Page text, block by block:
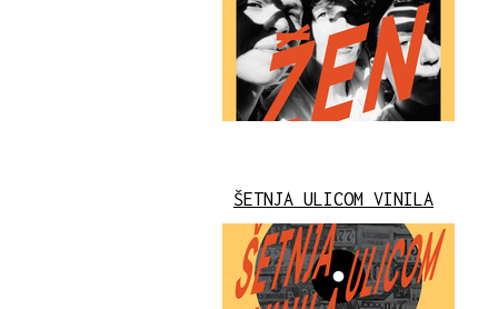
ŠETNJA ULICOM VINILA